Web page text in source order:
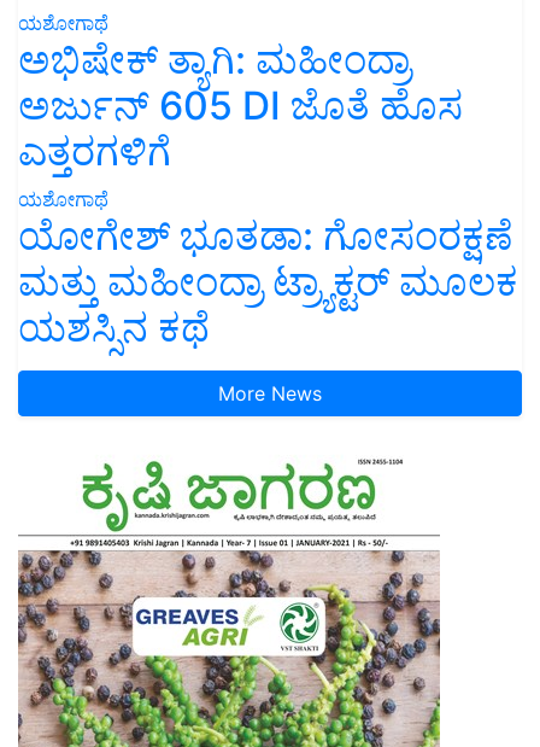
ಯಶೋಗಾಥೆ
ಅಭಿಷೇಕ್ ತ್ಯಾಗಿ: ಮಹೀಂದ್ರಾ
ಅರ್ಜುನ್ 605 DI ಜೊತೆ ಹೊಸ
ಎತ್ತರಗಳಿಗೆ
ಯಶೋಗಾಥೆ
ಯೋಗೇಶ್ ಭೂತಡಾ: ಗೋಸಂರಕ್ಷಣೆ
ಮತ್ತು ಮಹೀಂದ್ರಾ ಟ್ರ್ಯಾಕ್ಟರ್ ಮೂಲಕ
ಯಶಸ್ಸಿನ ಕಥೆ
More News